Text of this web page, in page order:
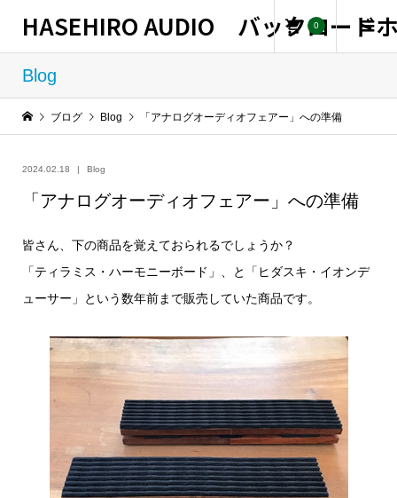
HASEHIRO AUDIO バックロード
0
Blog
ブログ Blog 「アナログオーディオフェアー」への準備
2024.02.18 Blog
「アナログオーディオフェアー」への準備
皆さん、下の商品を覚えておられるでしょうか？
「ティラミス・ハーモニーボード」、と「ヒダスキ・イオンデ
ューサー」という数年前まで販売していた商品です。